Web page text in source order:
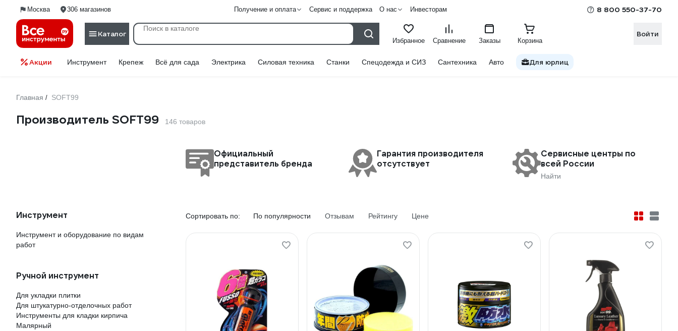
Москва 306 магазинов Получение и оплата Сервис и поддержка О нас Инвесторам 8 800 550-37-70
Каталог
Избранное Сравнение Заказы Корзина
Войти
Акции Инструмент Крепеж Всё для сада Электрика Силовая техника Станки Спецодежда и СИЗ Сантехника Авто Для юрлиц
Главная / SOFT99
Производитель SOFT99 146 товаров
Официальный
представитель бренда
Гарантия производителя
отсутствует
Сервисные центры по
всей России
Найти
Инструмент
Инструмент и оборудование по видам
работ
Ручной инструмент
Для укладки плитки
Для штукатурно-отделочных работ
Инструменты для кладки кирпича
Малярный
Сортировать по: По популярности Отзывам Рейтингу Цене